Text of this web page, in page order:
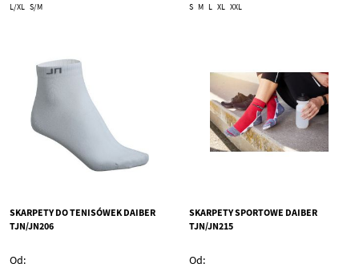
L/XL S/M S M L XL XXL
SKARPETY DO TENISÓWEK DAIBER
TJN/JN206
Od
SKARPETY SPORTOWE DAIBER
TJN/JN215
Od